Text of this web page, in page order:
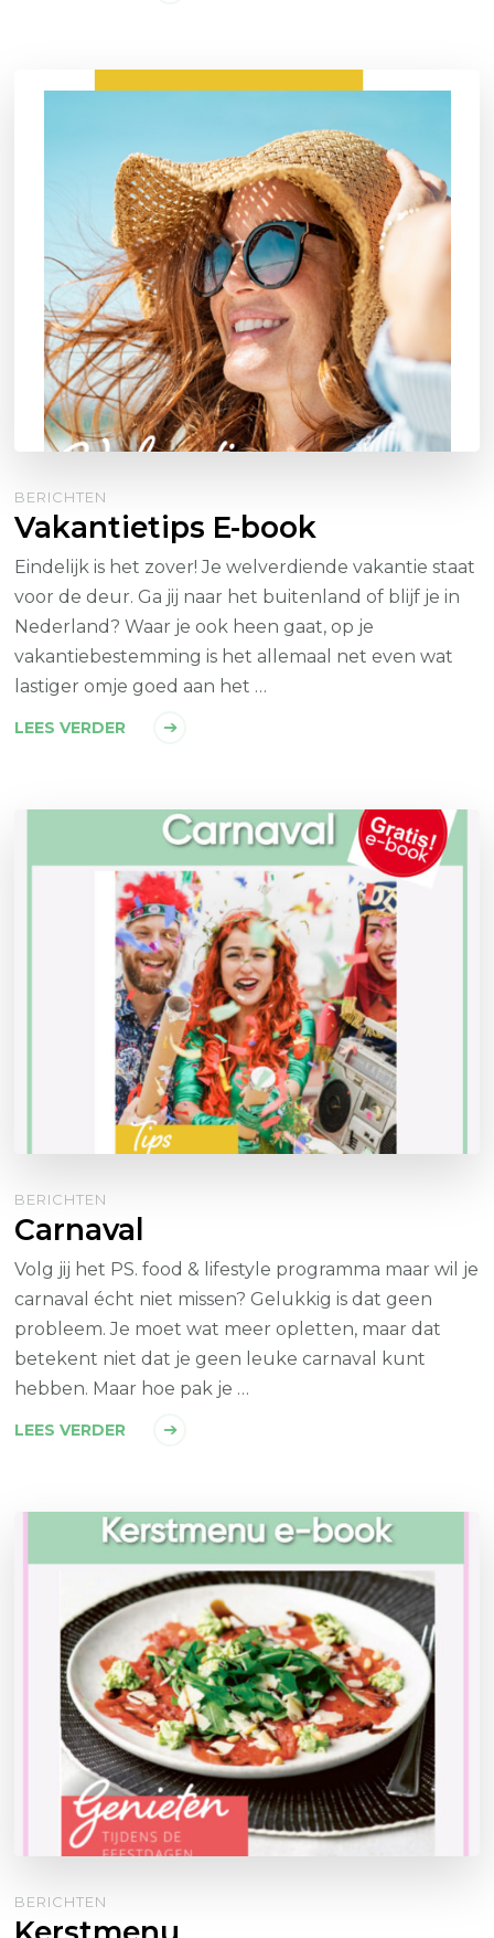
BERICHTEN
Vakantietips E-book
Eindelijk is het zover! Je welverdiende vakantie staat
voor de deur. Ga jij naar het buitenland of blijf je in
Nederland? Waar je ook heen gaat, op je
vakantiebestemming is het allemaal net even wat
lastiger omje goed aan het …
LEES VERDER
BERICHTEN
Carnaval
Volg jij het PS. food & lifestyle programma maar wil je
carnaval écht niet missen? Gelukkig is dat geen
probleem. Je moet wat meer opletten, maar dat
betekent niet dat je geen leuke carnaval kunt
hebben. Maar hoe pak je …
LEES VERDER
BERICHTEN